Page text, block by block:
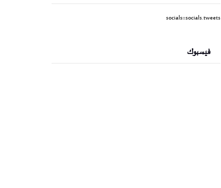
socials::socials.tweets
فيسبوك